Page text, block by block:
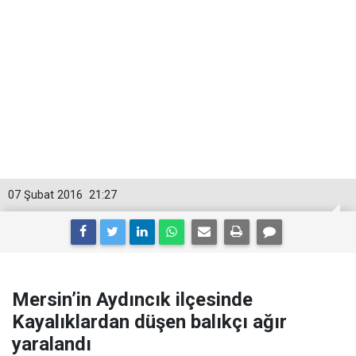
21:27
07 Şubat 2016
Mersin’in Aydıncık ilçesinde
Kayalıklardan düşen balıkçı ağır
yaralandı